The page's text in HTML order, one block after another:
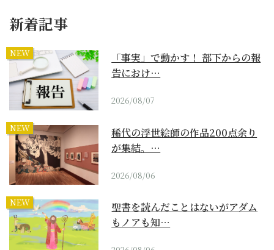
新着記事
NEW
「事実」で動かす！ 部下からの報
告におけ…
2026/08/07
NEW
稀代の浮世絵師の作品200点余り
が集結。…
2026/08/06
NEW
聖書を読んだことはないがアダム
もノアも知…